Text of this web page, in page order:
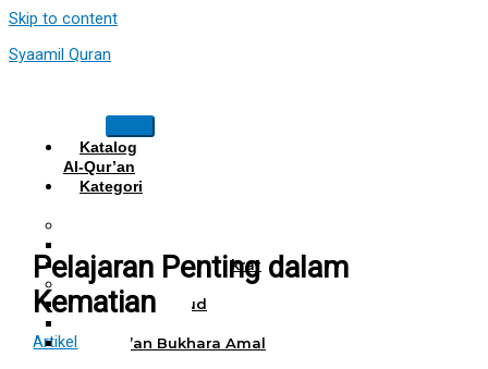
Skip to content
Syaamil Quran
Katalog
Al-Qur’an
Kategori
Al Quran Hafalan Tikrar
Al Quran Tematik
Mushaf Tahajud
Al-Qur’an Bukhara Amal
Pelajaran Penting dalam
Kematian
Artikel